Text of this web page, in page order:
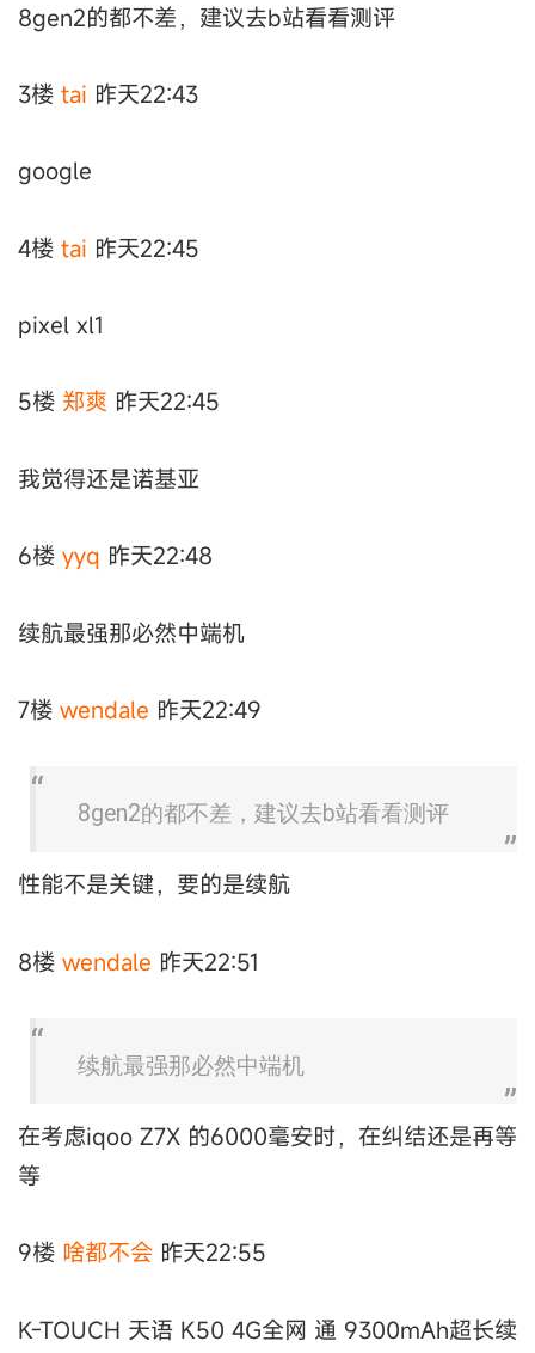
8gen2的都不差，建议去b站看看测评
3楼 tai 昨天22:43
google
4楼 tai 昨天22:45
pixel xl1
5楼 郑爽 昨天22:45
我觉得还是诺基亚
6楼 yyq 昨天22:48
续航最强那必然中端机
7楼 wendale 昨天22:49
8gen2的都不差，建议去b站看看测评
性能不是关键，要的是续航
8楼 wendale 昨天22:51
续航最强那必然中端机
在考虑iqoo Z7X 的6000毫安时，在纠结还是再等
等
9楼 啥都不会 昨天22:55
K-TOUCH 天语 K50 4G全网 通 9300mAh超长续